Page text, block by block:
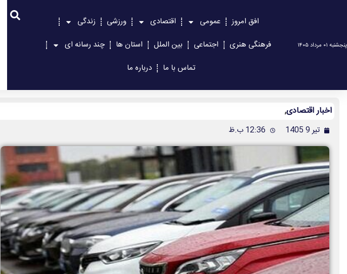
پنجشنبه ۰۱ مرداد ۱۴۰۵
افق امروز عمومی اقتصادی ورزشی
زندگی
فرهنگی هنری
اجتماعی بین الملل استان ها
چند رسانه ای
تماس با ما
درباره ما
اخبار اقتصادی,
تیر 9 1405 12:36 ب.ظ